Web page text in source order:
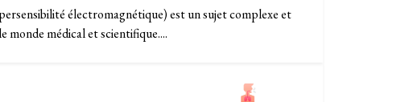
électromagnétique) est un sujet complexe et
monde médical et scientifique....